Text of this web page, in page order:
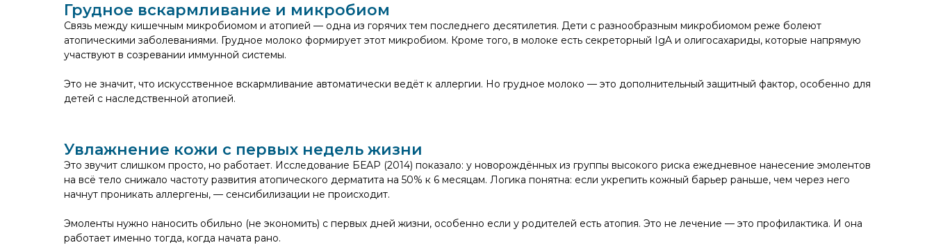
Грудное вскармливание и микробиом
Связь между кишечным микробиомом и атопией — одна из горячих тем последнего десятилетия. Дети с разнообразным микробиомом реже болеют
атопическими заболеваниями. Грудное молоко формирует этот микробиом. Кроме того, в молоке есть секреторный IgA и олигосахариды, которые напрямую
участвуют в созревании иммунной системы.
Это не значит, что искусственное вскармливание автоматически ведёт к аллергии. Но грудное молоко — это дополнительный защитный фактор, особенно для
детей с наследственной атопией.
Увлажнение кожи с первых недель жизни
Это звучит слишком просто, но работает. Исследование БЕАР (2014) показало: у новорождённых из группы высокого риска ежедневное нанесение эмолентов
на всё тело снижало частоту развития атопического дерматита на 50% к 6 месяцам. Логика понятна: если укрепить кожный барьер раньше, чем через него
начнут проникать аллергены, — сенсибилизации не происходит.
Эмоленты нужно наносить обильно (не экономить) с первых дней жизни, особенно если у родителей есть атопия. Это не лечение — это профилактика. И она
работает именно тогда, когда начата рано.